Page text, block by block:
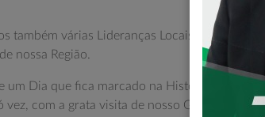
também várias Lideranças Locais, e
nossa Região.
um Dia que fica marcado na História de
vez, com a grata visita de nosso Governador,